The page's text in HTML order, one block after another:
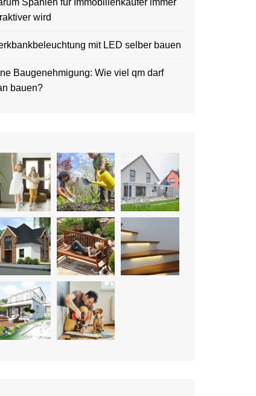
Spanien für Immobilienkäufer immer
wird
mit LED selber bauen
Baugenehmigung: Wie viel qm darf
bauen?